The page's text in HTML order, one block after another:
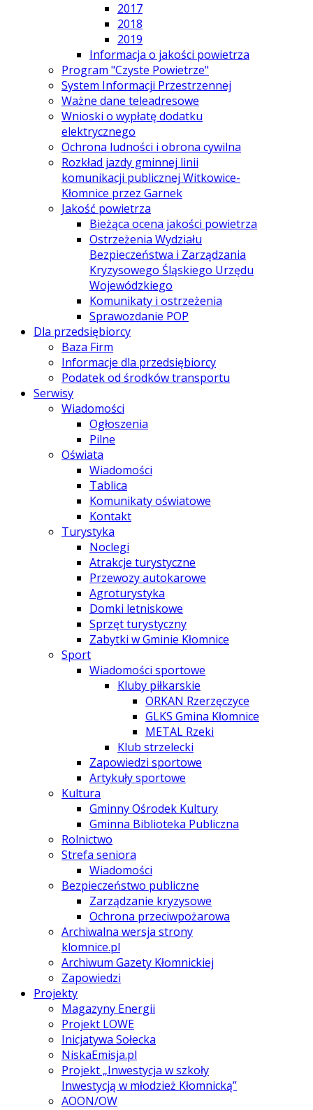
2017
2018
2019
Informacja o jakości powietrza
Program "Czyste Powietrze"
System Informacji Przestrzennej
Ważne dane teleadresowe
Wnioski o wypłatę dodatku
elektrycznego
Ochrona ludności i obrona cywilna
Rozkład jazdy gminnej linii
komunikacji publicznej Witkowice-
Kłomnice przez Garnek
Jakość powietrza
Bieżąca ocena jakości powietrza
Ostrzeżenia Wydziału
Bezpieczeństwa i Zarządzania
Kryzysowego Śląskiego Urzędu
Wojewódzkiego
Komunikaty i ostrzeżenia
Sprawozdanie POP
Dla przedsiębiorcy
Baza Firm
Informacje dla przedsiębiorcy
Podatek od środków transportu
Serwisy
Wiadomości
Ogłoszenia
Pilne
Oświata
Wiadomości
Tablica
Komunikaty oświatowe
Kontakt
Turystyka
Noclegi
Atrakcje turystyczne
Przewozy autokarowe
Agroturystyka
Domki letniskowe
Sprzęt turystyczny
Zabytki w Gminie Kłomnice
Sport
Wiadomości sportowe
Kluby piłkarskie
ORKAN Rzerzęczyce
GLKS Gmina Kłomnice
METAL Rzeki
Klub strzelecki
Zapowiedzi sportowe
Artykuły sportowe
Kultura
Gminny Ośrodek Kultury
Gminna Biblioteka Publiczna
Rolnictwo
Strefa seniora
Wiadomości
Bezpieczeństwo publiczne
Zarządzanie kryzysowe
Ochrona przeciwpożarowa
Archiwalna wersja strony
klomnice.pl
Archiwum Gazety Kłomnickiej
Zapowiedzi
Projekty
Magazyny Energii
Projekt LOWE
Inicjatywa Sołecka
NiskaEmisja.pl
Projekt „Inwestycja w szkoły
Inwestycją w młodzież Kłomnicką”
AOON/OW